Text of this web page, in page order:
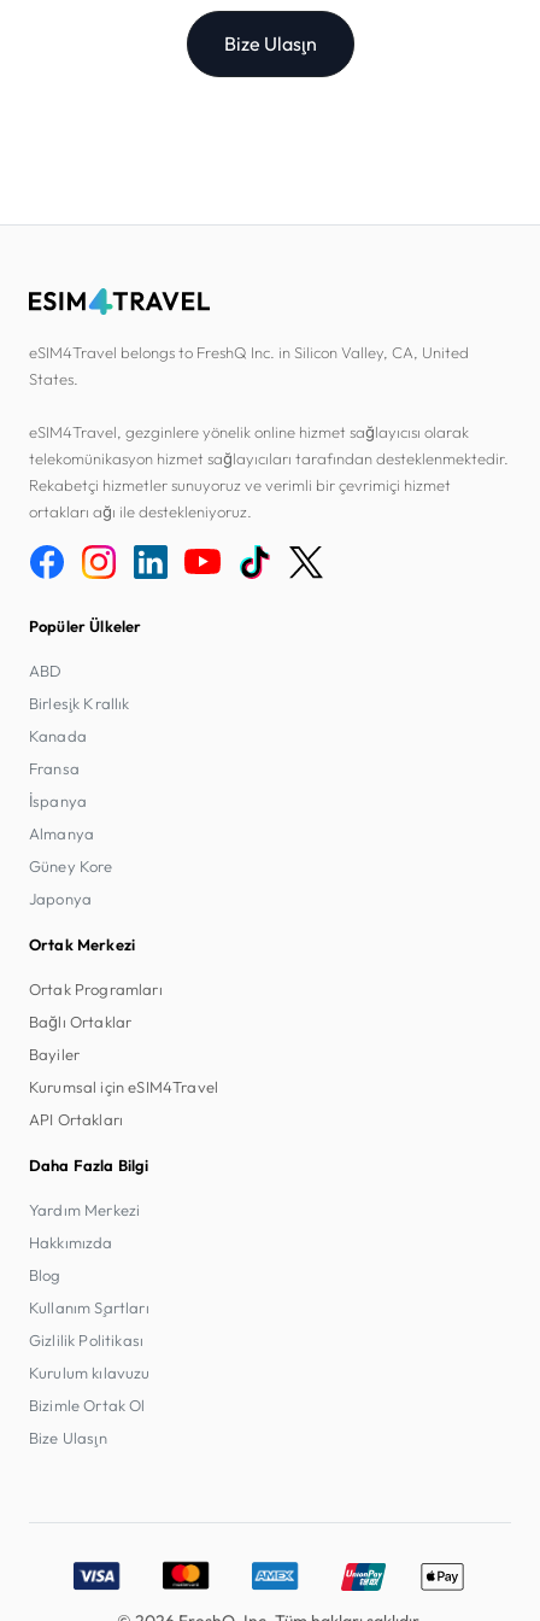
Bize Ulaşın
eSIM4Travel belongs to FreshQ Inc. in Silicon Valley, CA, United
States.
eSIM4Travel, gezginlere yönelik online hizmet sağlayıcısı olarak
telekomünikasyon hizmet sağlayıcıları tarafından desteklenmektedir.
Rekabetçi hizmetler sunuyoruz ve verimli bir çevrimiçi hizmet
ortakları ağı ile destekleniyoruz.
Popüler Ülkeler
ABD
Birleşik Krallık
Kanada
Fransa
İspanya
Almanya
Güney Kore
Japonya
Ortak Merkezi
Ortak Programları
Bağlı Ortaklar
Bayiler
Kurumsal için eSIM4Travel
API Ortakları
Daha Fazla Bilgi
Yardım Merkezi
Hakkımızda
Blog
Kullanım Şartları
Gizlilik Politikası
Kurulum kılavuzu
Bizimle Ortak Ol
Bize Ulaşın
Accepted payment methods: Visa, MasterCard, American